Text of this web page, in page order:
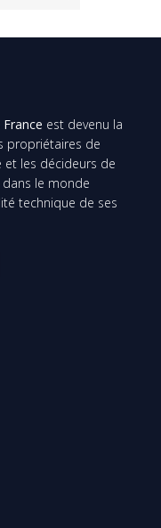
est devenu la
propriétaires de
et les décideurs de
dans le monde
technique de ses